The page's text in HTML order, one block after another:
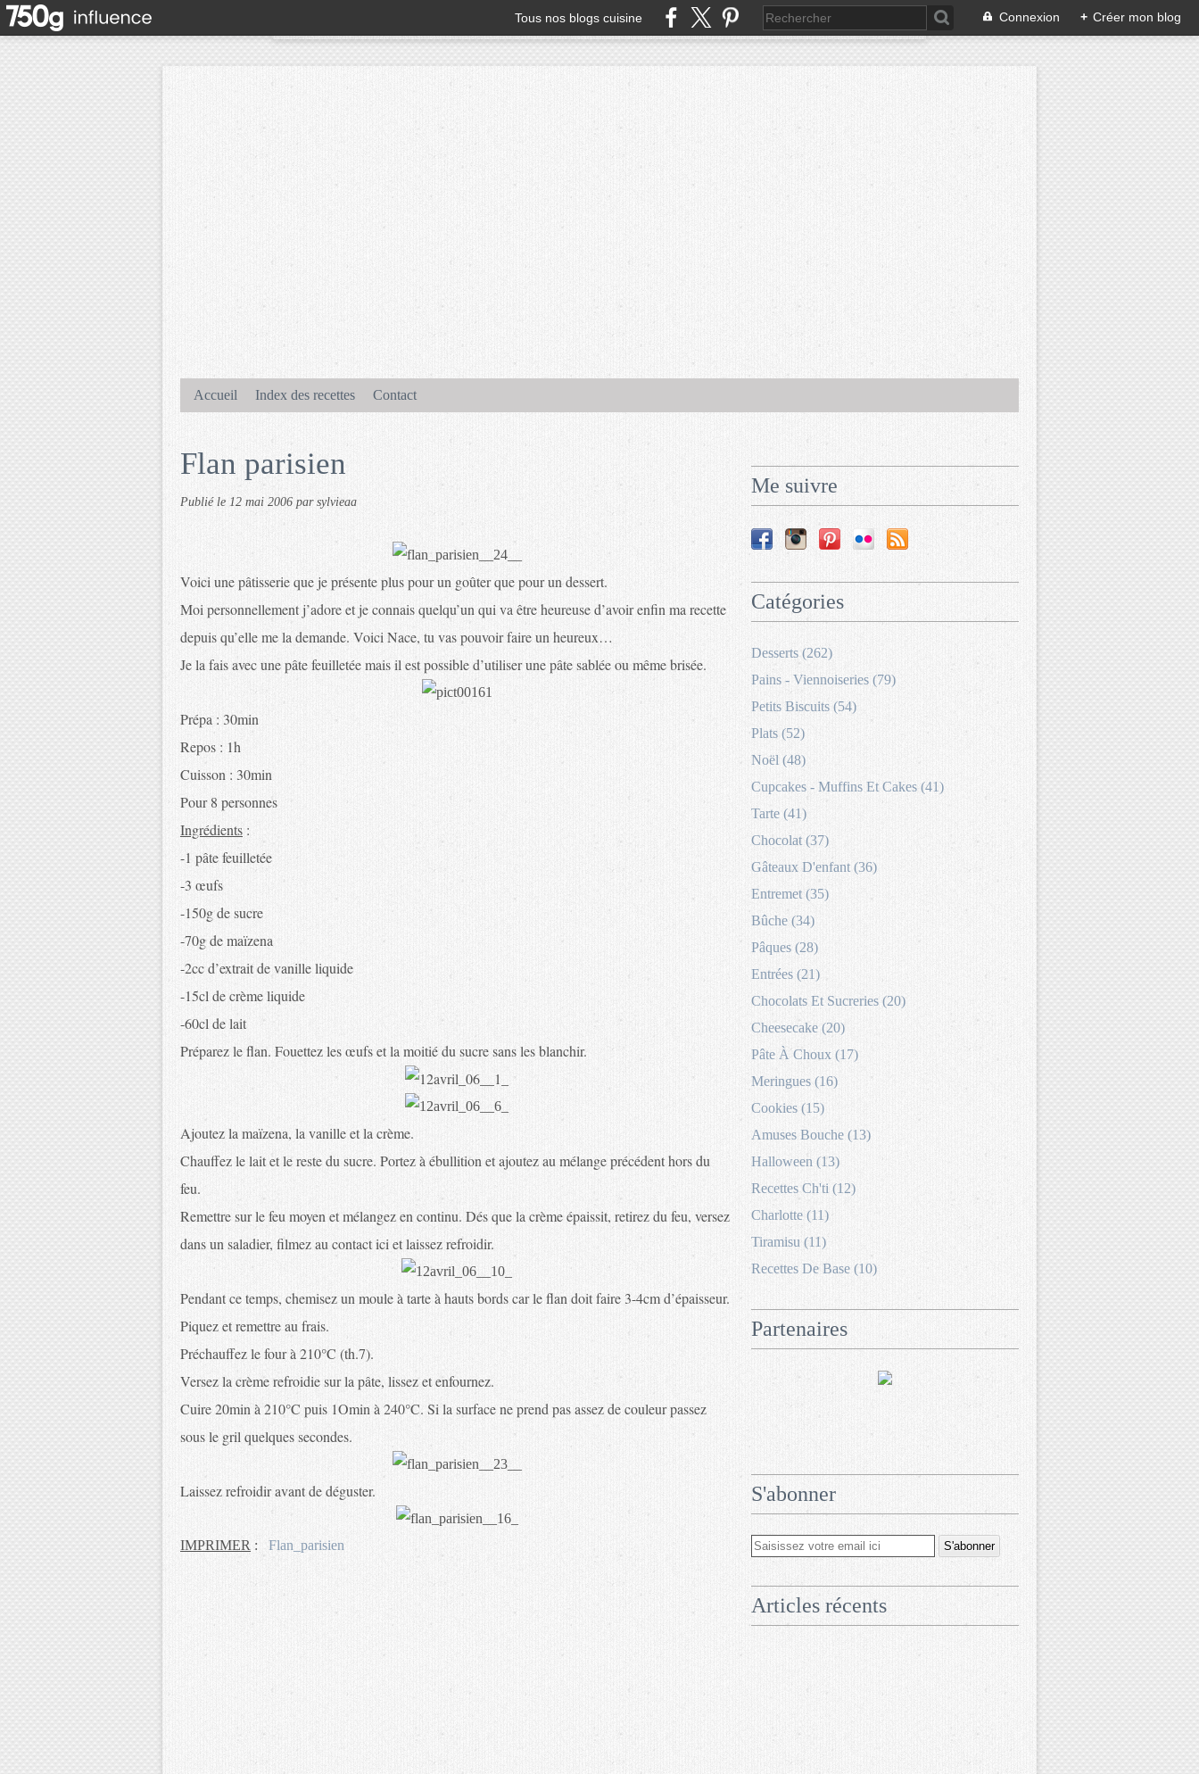
Tous nos blogs cuisine Connexion + Créer mon blog
Accueil Index des recettes Contact
Flan parisien
Publié le 12 mai 2006 par sylvieaa
Voici une pâtisserie que je présente plus pour un goûter que pour un dessert.
Moi personnellement j’adore et je connais quelqu’un qui va être heureuse d’avoir enfin ma recette
depuis qu’elle me la demande. Voici Nace, tu vas pouvoir faire un heureux…
Je la fais avec une pâte feuilletée mais il est possible d’utiliser une pâte sablée ou même brisée.
Prépa : 30min
Repos : 1h
Cuisson : 30min
Pour 8 personnes
Ingrédients :
-1 pâte feuilletée
-3 œufs
-150g de sucre
-70g de maïzena
-2cc d’extrait de vanille liquide
-15cl de crème liquide
-60cl de lait
Préparez le flan. Fouettez les œufs et la moitié du sucre sans les blanchir.
Ajoutez la maïzena, la vanille et la crème.
Chauffez le lait et le reste du sucre. Portez à ébullition et ajoutez au mélange précédent hors du
feu.
Remettre sur le feu moyen et mélangez en continu. Dés que la crème épaissit, retirez du feu, versez
dans un saladier, filmez au contact ici et laissez refroidir.
Pendant ce temps, chemisez un moule à tarte à hauts bords car le flan doit faire 3-4cm d’épaisseur.
Piquez et remettre au frais.
Préchauffez le four à 210°C (th.7).
Versez la crème refroidie sur la pâte, lissez et enfournez.
Cuire 20min à 210°C puis 1Omin à 240°C. Si la surface ne prend pas assez de couleur passez
sous le gril quelques secondes.
Laissez refroidir avant de déguster.
IMPRIMER : Flan_parisien
Me suivre
Catégories
Desserts (262)
Pains - Viennoiseries (79)
Petits Biscuits (54)
Plats (52)
Noël (48)
Cupcakes - Muffins Et Cakes (41)
Tarte (41)
Chocolat (37)
Gâteaux D'enfant (36)
Entremet (35)
Bûche (34)
Pâques (28)
Entrées (21)
Chocolats Et Sucreries (20)
Cheesecake (20)
Pâte À Choux (17)
Meringues (16)
Cookies (15)
Amuses Bouche (13)
Halloween (13)
Recettes Ch'ti (12)
Charlotte (11)
Tiramisu (11)
Recettes De Base (10)
Partenaires
S'abonner
Articles récents